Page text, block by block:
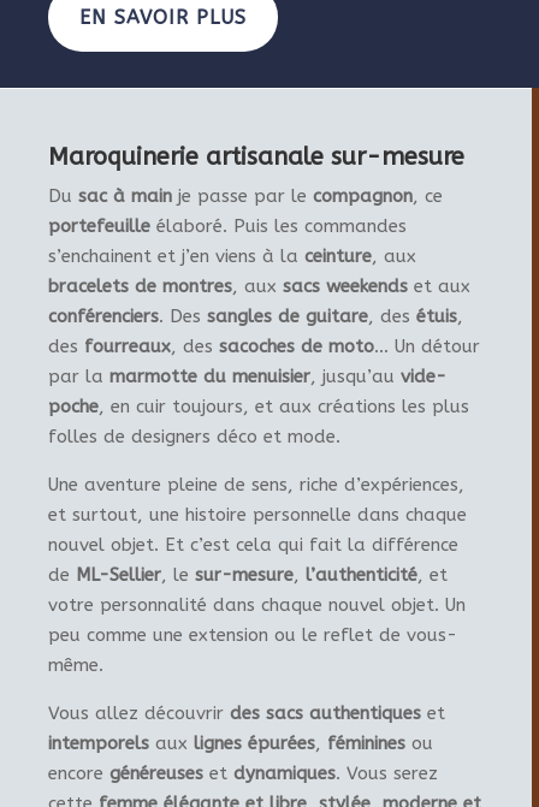
EN SAVOIR PLUS
Maroquinerie artisanale sur-mesure
Du sac à main je passe par le compagnon, ce
portefeuille élaboré. Puis les commandes
s’enchainent et j’en viens à la ceinture, aux
bracelets de montres, aux sacs weekends et aux
conférenciers. Des sangles de guitare, des étuis,
des fourreaux, des sacoches de moto… Un détour
par la marmotte du menuisier, jusqu’au vide-
poche, en cuir toujours, et aux créations les plus
folles de designers déco et mode.
Une aventure pleine de sens, riche d’expériences,
et surtout, une histoire personnelle dans chaque
nouvel objet. Et c’est cela qui fait la différence
de ML-Sellier, le sur-mesure, l’authenticité, et
votre personnalité dans chaque nouvel objet. Un
peu comme une extension ou le reflet de vous-
même.
Vous allez découvrir des sacs authentiques et
intemporels aux lignes épurées, féminines ou
encore généreuses et dynamiques. Vous serez